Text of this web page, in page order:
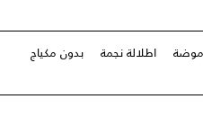
موضة اطلالة نجمة
بدون مكياج